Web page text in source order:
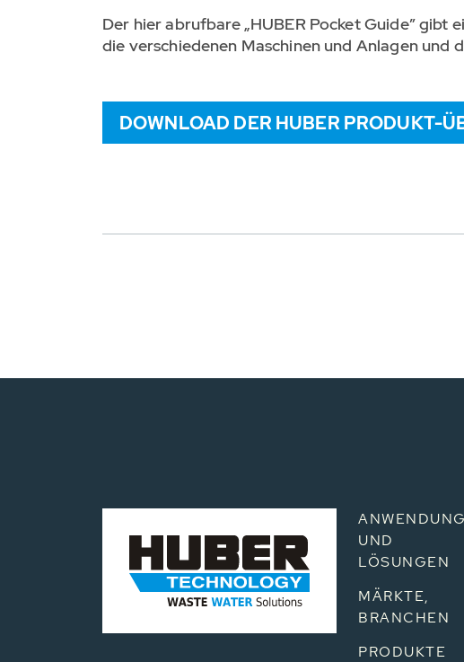
Der hier abrufbare „HUBER Pocket Guide” gibt
die verschiedenen Maschinen und Anlagen und
DOWNLOAD DER HUBER PRODUKT-
UND
LÖSUNGEN
MÄRKTE,
BRANCHEN
PRODUKTE